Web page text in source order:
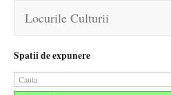
Locurile Culturii
Spatii de expunere